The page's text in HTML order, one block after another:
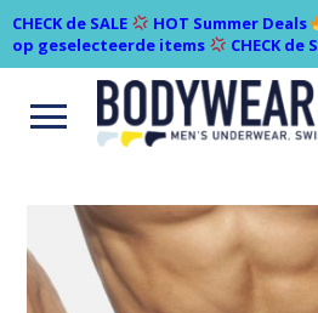
CHECK de SALE HOT Summer Deals
op geselecteerde items
CHECK de
Open